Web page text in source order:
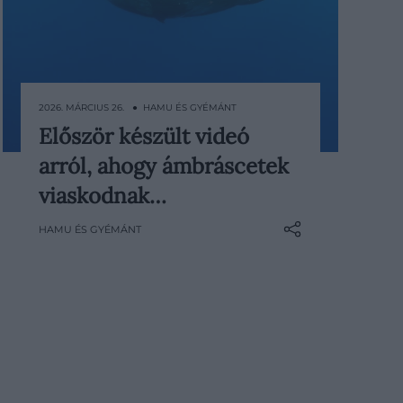
Az óceánok egyik legnagyobb
emlőse, az ámbráscet most egy
eddig alig ismert
figyelem középpontjába: a kutatók
2026. MÁRCIUS 26. ● HAMU ÉS GYÉMÁNT
Először készült videó
arról, ahogy ámbráscetek
viaskodnak…
HAMU ÉS GYÉMÁNT